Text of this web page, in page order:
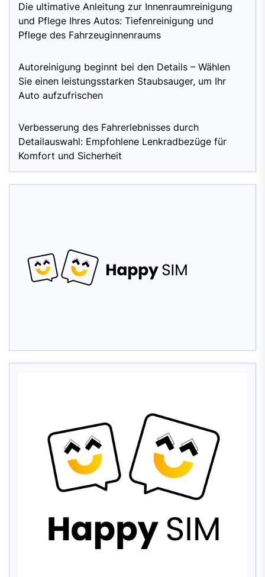
Die ultimative Anleitung zur Innenraumreinigung
und Pflege Ihres Autos: Tiefenreinigung und
Pflege des Fahrzeuginnenraums
Autoreinigung beginnt bei den Details – Wählen
Sie einen leistungsstarken Staubsauger, um Ihr
Auto aufzufrischen
Verbesserung des Fahrerlebnisses durch
Detailauswahl: Empfohlene Lenkradbezüge für
Komfort und Sicherheit